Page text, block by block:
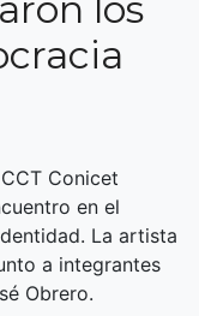
Conicet
en el
La artista
a integrantes
Obrero.